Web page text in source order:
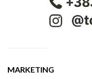
MARKETING